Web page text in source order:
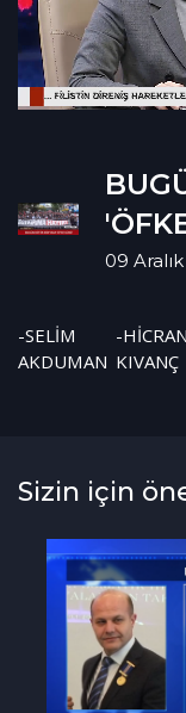
09
-SELİM
AKDUMAN
-HİCRAN
KIVANÇ
Sizin için